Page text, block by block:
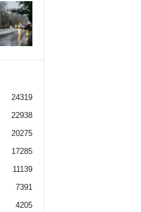
24319
22938
20275
17285
11139
7391
4205